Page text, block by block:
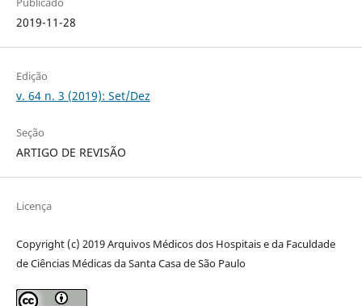
2019-11-28
Edição
v. 64 n. 3 (2019): Set/Dez
Seção
ARTIGO DE REVISÃO
Licença
Copyright (c) 2019 Arquivos Médicos dos Hospitais e da Faculdade
de Ciências Médicas da Santa Casa de São Paulo